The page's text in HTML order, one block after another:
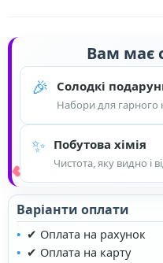
Вам має
🎉 Солодкі
Набори для гарного
✨ Побутова хімія
Чистота, яку видно і
Варіанти оплати
✔ Оплата на рахунок
✔ Оплата на карту